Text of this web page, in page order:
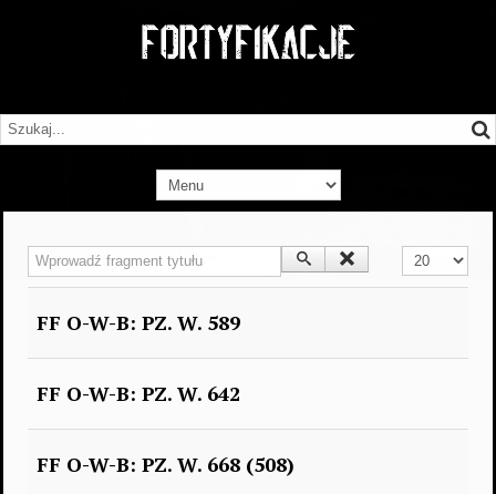
Wprowadź fragment tytułu Pokaż #
FF O-W-B: PZ. W. 589
FF O-W-B: PZ. W. 642
FF O-W-B: PZ. W. 668 (508)